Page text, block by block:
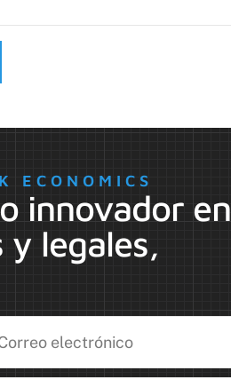
ECONOMICS
innovador en
legales,